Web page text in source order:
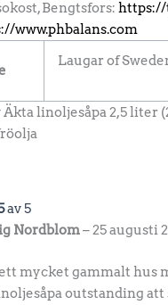
Bengtsfors: https://
www.phbalans.com
Laugar of
Äkta linoljesåpa 2,5 liter
av 5
Nordblom–25 augusti
mycket gammalt hus
outstanding att